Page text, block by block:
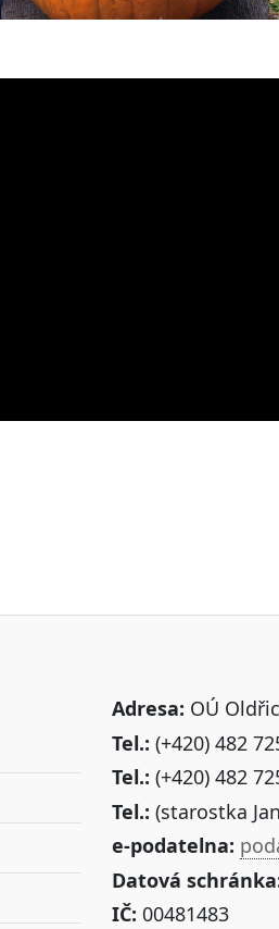
Adresa: OÚ
Tel.: (+420) 482
Tel.: (+420) 482
Tel.: (starostka
e-podatelna:
Datová
IČ: 00481483